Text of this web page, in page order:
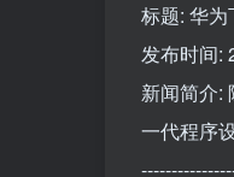
标题: 华为
发布时间:
新闻简介:
一代程序